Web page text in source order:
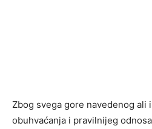
Zbog svega gore navedenog ali
obuhvaćanja i pravilnijeg